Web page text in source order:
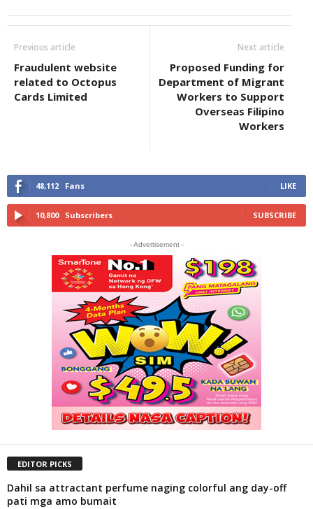
Previous article
Fraudulent website
related to Octopus
Cards Limited
Next article
Proposed Funding for
Department of Migrant
Workers to Support
Overseas Filipino
Workers
48,112 Fans LIKE
10,800 Subscribers SUBSCRIBE
- Advertisement -
EDITOR PICKS
Dahil sa attractant perfume naging colorful ang day-off
pati mga amo bumait